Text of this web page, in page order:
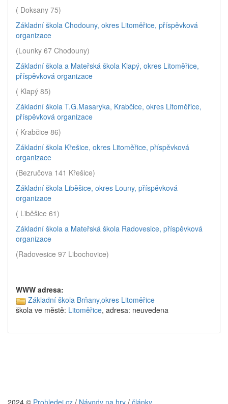
( Doksany 75)
Základní škola Chodouny, okres Litoměřice, příspěvková
organizace
(Lounky 67 Chodouny)
Základní škola a Mateřská škola Klapý, okres Litoměřice,
příspěvková organizace
( Klapý 85)
Základní škola T.G.Masaryka, Krabčice, okres Litoměřice,
příspěvková organizace
( Krabčice 86)
Základní škola Křešice, okres Litoměřice, příspěvková
organizace
(Bezručova 141 Křešice)
Základní škola Liběšice, okres Louny, příspěvková
organizace
( Liběšice 61)
Základní škola a Mateřská škola Radovesice, příspěvková
organizace
(Radovesice 97 Libochovice)
WWW adresa:
Základní škola Brňany,okres Litoměřice
škola ve městě: Litoměřice, adresa: neuvedena
2024 © Prohledej.cz / Návody na hry / články